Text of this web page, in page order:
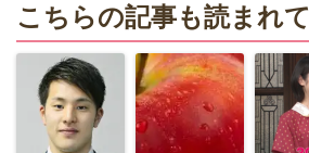
こちらの記事も読まれ